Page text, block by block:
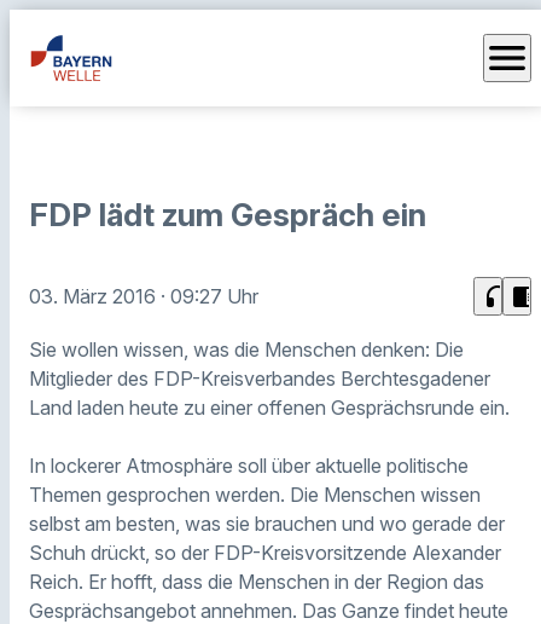
menu
FDP lädt zum Gespräch ein
03. März 2016 · 09:27 Uhr headphones chrome_reader_mode
Sie wollen wissen, was die Menschen denken: Die
Mitglieder des FDP-Kreisverbandes Berchtesgadener
Land laden heute zu einer offenen Gesprächsrunde ein.
In lockerer Atmosphäre soll über aktuelle politische
Themen gesprochen werden. Die Menschen wissen
selbst am besten, was sie brauchen und wo gerade der
Schuh drückt, so der FDP-Kreisvorsitzende Alexander
Reich. Er hofft, dass die Menschen in der Region das
Gesprächsangebot annehmen. Das Ganze findet heute